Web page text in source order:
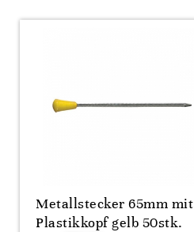
Metallstecker 65mm mit
Plastikkopf gelb 50stk.